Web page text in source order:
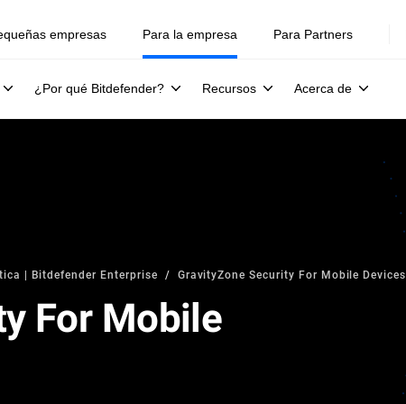
empresas Para la empresa
¿Por qué Bitdefender? Recursos Acerca de
Para Partners
| Bitdefender Enterprise GravityZone Security For Mobile Devices
For Mobile